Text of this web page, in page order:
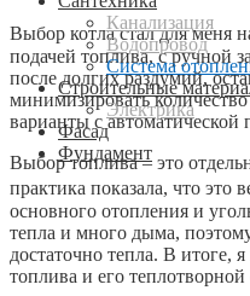
Канализация
Водопровод
Система
Строительные
Электрика
Фасад
Фундамент
Выбор котла стал для меня
подачей топлива, с ручной
после долгих раздумий,
минимизировать
варианты с
Выбор топлива – это
практика показала, что это
основного отопления и
тепла и много дыма,
достаточно тепла. В итоге,
топлива и его